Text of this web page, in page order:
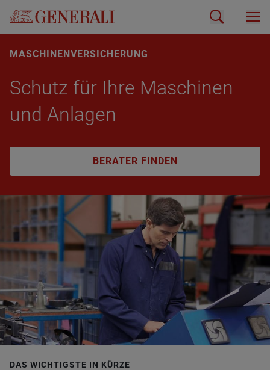
MASCHINENVERSICHERUNG
Schutz für Ihre Ma­schi­nen
und An­la­gen
BERATER FINDEN
DAS WICHTIGSTE IN KÜRZE